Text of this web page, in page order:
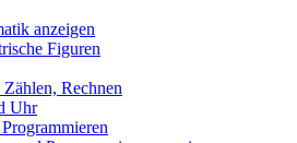
anzeigen
Figuren
Zählen, Rechnen
Uhr